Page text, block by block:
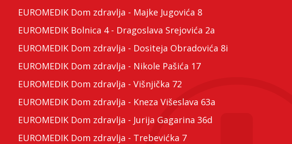
EUROMEDIK Dom zdravlja - Majke Jugovića 8
EUROMEDIK Bolnica 4 - Dragoslava Srejovića 2a
EUROMEDIK Dom zdravlja - Dositeja Obradovića 8i
EUROMEDIK Dom zdravlja - Nikole Pašića 17
EUROMEDIK Dom zdravlja - Višnjička 72
EUROMEDIK Dom zdravlja - Kneza Višeslava 63a
EUROMEDIK Dom zdravlja - Jurija Gagarina 36d
EUROMEDIK Dom zdravlja - Trebevićka 7